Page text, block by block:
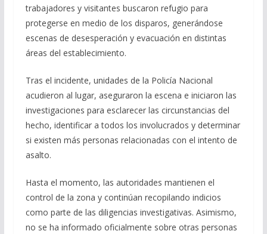
trabajadores y visitantes buscaron refugio para
protegerse en medio de los disparos, generándose
escenas de desesperación y evacuación en distintas
áreas del establecimiento.
Tras el incidente, unidades de la Policía Nacional
acudieron al lugar, aseguraron la escena e iniciaron las
investigaciones para esclarecer las circunstancias del
hecho, identificar a todos los involucrados y determinar
si existen más personas relacionadas con el intento de
asalto.
Hasta el momento, las autoridades mantienen el
control de la zona y continúan recopilando indicios
como parte de las diligencias investigativas. Asimismo,
no se ha informado oficialmente sobre otras personas